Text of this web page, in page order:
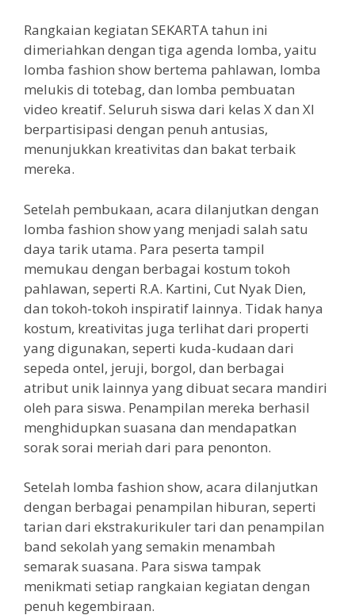
Rangkaian kegiatan SEKARTA tahun ini
dimeriahkan dengan tiga agenda lomba, yaitu
lomba fashion show bertema pahlawan, lomba
melukis di totebag, dan lomba pembuatan
video kreatif. Seluruh siswa dari kelas X dan XI
berpartisipasi dengan penuh antusias,
menunjukkan kreativitas dan bakat terbaik
mereka.
Setelah pembukaan, acara dilanjutkan dengan
lomba fashion show yang menjadi salah satu
daya tarik utama. Para peserta tampil
memukau dengan berbagai kostum tokoh
pahlawan, seperti R.A. Kartini, Cut Nyak Dien,
dan tokoh-tokoh inspiratif lainnya. Tidak hanya
kostum, kreativitas juga terlihat dari properti
yang digunakan, seperti kuda-kudaan dari
sepeda ontel, jeruji, borgol, dan berbagai
atribut unik lainnya yang dibuat secara mandiri
oleh para siswa. Penampilan mereka berhasil
menghidupkan suasana dan mendapatkan
sorak sorai meriah dari para penonton.
Setelah lomba fashion show, acara dilanjutkan
dengan berbagai penampilan hiburan, seperti
tarian dari ekstrakurikuler tari dan penampilan
band sekolah yang semakin menambah
semarak suasana. Para siswa tampak
menikmati setiap rangkaian kegiatan dengan
penuh kegembiraan.